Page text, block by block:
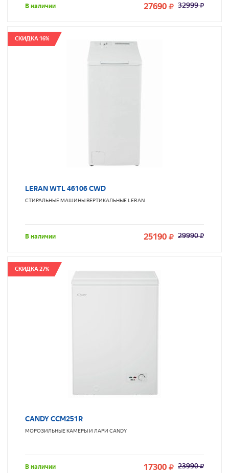
В наличии 27690 32999
СКИДКА 16%
LERAN WTL 46106 CWD
СТИРАЛЬНЫЕ МАШИНЫ ВЕРТИКАЛЬНЫЕLERAN
В наличии 25190 29990
СКИДКА 27%
CANDY CCM251R
МОРОЗИЛЬНЫЕ КАМЕРЫ И ЛАРИ CANDY
В наличии 17300 23990